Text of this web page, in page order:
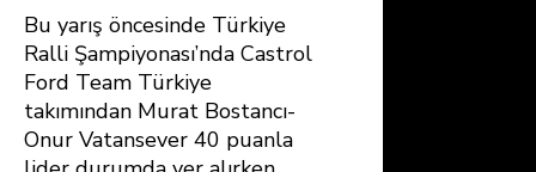
Bu yarış öncesinde Türkiye
Ralli Şampiyonası’nda Castrol
Ford Team Türkiye
takımından Murat Bostancı-
Onur Vatansever 40 puanla